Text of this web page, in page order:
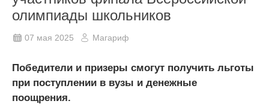
олимпиады школьников
07 мая 2025 Магариф
Победители и призеры смогут получить льготы
при поступлении в вузы и денежные
поощрения.